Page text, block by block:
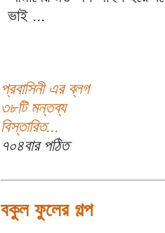
ভাই ...
প্রবাসিনী এর ব্লগ
৩৮টি মন্তব্য
বিস্তারিত...
৭০৪বার পঠিত
বকুল ফুলের গল্প